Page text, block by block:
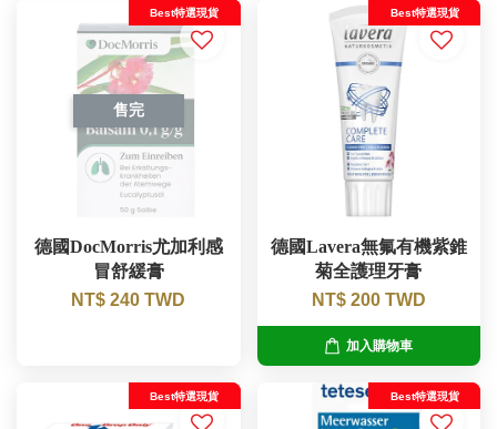
售完
Best特選現貨
德國DocMorris尤加利感
冒舒緩膏
NT$ 240 TWD
Best特選現貨
德國Lavera無氟有機紫錐
菊全護理牙膏
NT$ 200 TWD
加入購物車
Best特選現貨 Best特選現貨